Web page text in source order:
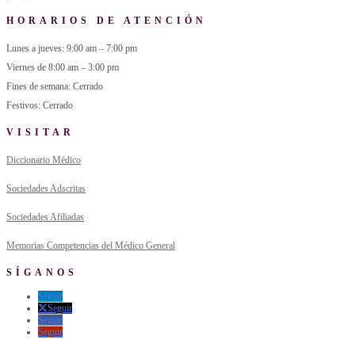
HORARIOS DE ATENCIÓN
Lunes a jueves: 9:00 am – 7:00 pm
Viernes de 8:00 am – 3:00 pm
Fines de semana: Cerrado
Festivos: Cerrado
VISITAR
Diccionario Médico
Sociedades Adscritas
Sociedades Afiliadas
Memorias Competencias del Médico General
SÍGANOS
Seguir
Seguir
Seguir
Seguir